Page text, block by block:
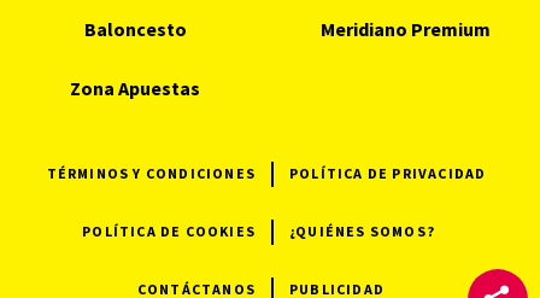
Baloncesto Meridiano Premium
Zona Apuestas
TÉRMINOS Y CONDICIONES POLÍTICA DE PRIVACIDAD
POLÍTICA DE COOKIES ¿QUIÉNES SOMOS?
CONTÁCTANOS PUBLICIDAD